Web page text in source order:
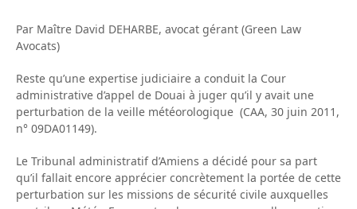
Par Maître David DEHARBE, avocat gérant (Green Law
Avocats)
Reste qu’une expertise judiciaire a conduit la Cour
administrative d’appel de Douai à juger qu’il y avait une
perturbation de la veille météorologique (CAA, 30 juin 2011,
n° 09DA01149).
Le Tribunal administratif d’Amiens a décidé pour sa part
qu’il fallait encore apprécier concrètement la portée de cette
perturbation sur les missions de sécurité civile auxquelles